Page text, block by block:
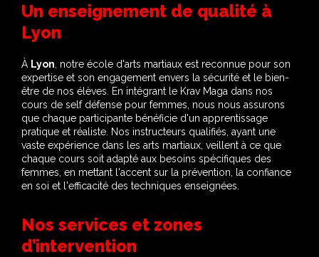
Un enseignement de qualité à
Lyon
À Lyon , notre école d'arts martiaux est reconnue pour son
expertise et son engagement envers la sécurité et le bien-
être de nos élèves. En intégrant le Krav Maga dans nos
cours de self défense pour femmes, nous nous assurons
que chaque participante bénéficie d'un apprentissage
pratique et réaliste. Nos instructeurs qualifiés, ayant une
vaste expérience dans les arts martiaux, veillent à ce que
chaque cours soit adapté aux besoins spécifiques des
femmes, en mettant l'accent sur la prévention, la confiance
en soi et l'efficacité des techniques enseignées.
Nos services et zones
d’intervention